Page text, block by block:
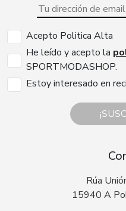
Acepto Politica Alta
He leído y acepto la
SPORTMODASHOP.
Estoy interesado en
Rúa
15940 A